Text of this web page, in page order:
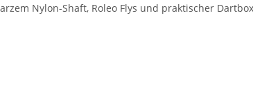
Nylon-Shaft, Roleo Flys und praktischer